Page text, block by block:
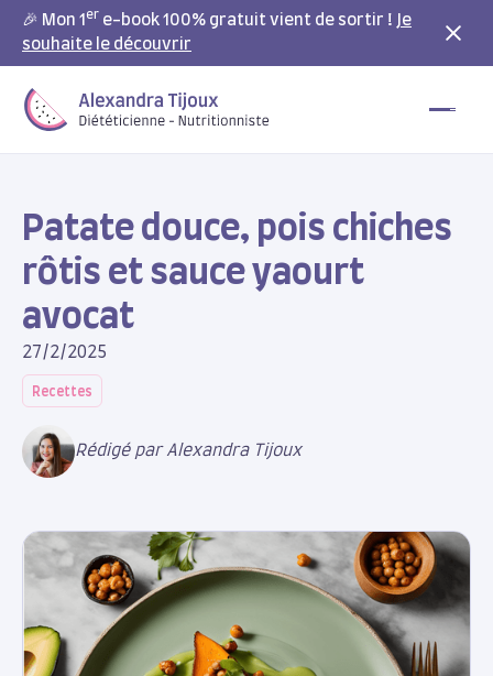
🎉 Mon 1 er e-book 100% gratuit vient de sortir ! Je
souhaite le découvrir
Patate douce, pois chiches
rôtis et sauce yaourt
avocat
27/2/2025
Recettes
Rédigé par Alexandra Tijoux